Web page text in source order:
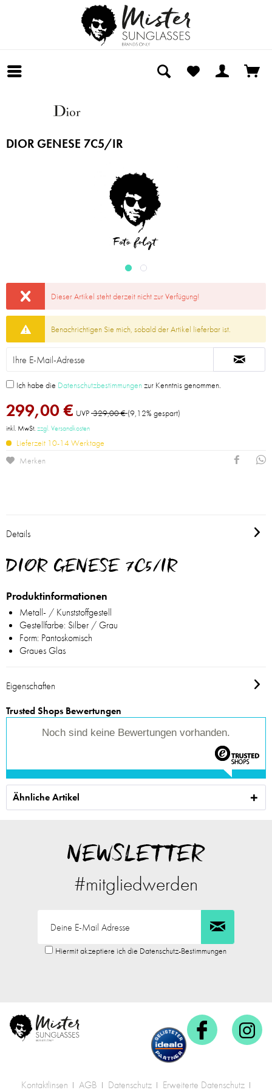
DIOR GENESE 7C5/IR
Dieser Artikel steht derzeit nicht zur Verfügung!
Benachrichtigen Sie mich, sobald der Artikel lieferbar ist.
Ich habe die Datenschutzbestimmungenzur Kenntnis genommen.
299,00 € UVP329,00 €(9,12% gespart)
inkl. MwSt.zzgl. Versandkosten
Lieferzeit 10-14 Werktage
Merken
Details
DIOR GENESE 7C5/IR
Produktinformationen
Metall- / Kunststoffgestell
Gestellfarbe: Silber / Grau
Form: Pantoskomisch
Graues Glas
Eigenschaften
Trusted Shops Bewertungen
Noch sind keine Bewertungen vorhanden.
Ähnliche Artikel
NEWSLETTER
#mitgliedwerden
Hiermit akzeptiere ich die Datenschutz-Bestimmungen
Kontaktlinsen AGB Datenschutz Erweiterte Datenschutz